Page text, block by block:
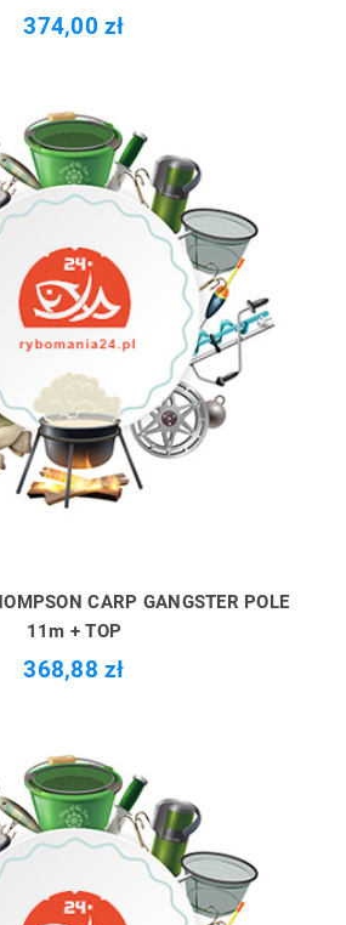
374,00 zł
CARP GANGSTER POLE
11m + TOP
368,88 zł